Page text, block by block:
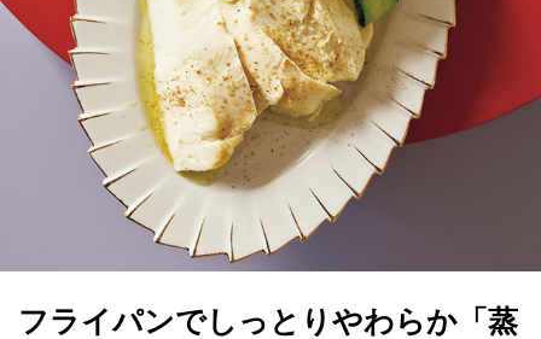
フライパンでしっとりやわらか「蒸